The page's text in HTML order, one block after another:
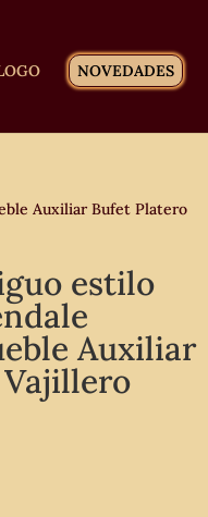
NOVEDADES
Auxiliar Bufet Platero
estilo
Auxiliar